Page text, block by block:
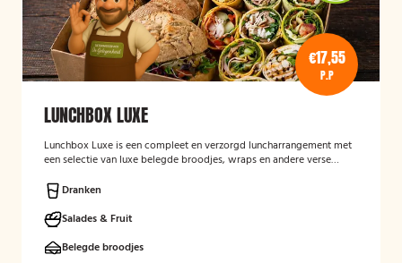
€17,55
P.P
LUNCHBOX LUXE
Lunchbox Luxe is een compleet en verzorgd luncharrangement met
een selectie van luxe belegde broodjes, wraps en andere verse
bijeenkomsten, vergaderingen en groepslunches en staat bekend
om de verse ingrediënten, verzorgde presentatie en de mogelijkheid
om rekening te houden met dieetwensen zoals vegetarisch,
veganistisch of halal.
Dranken
Salades & Fruit
Belegde broodjes